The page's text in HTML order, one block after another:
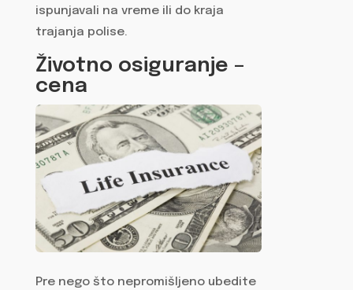
ispunjavali na vreme ili do kraja
trajanja polise.
Životno osiguranje –
cena
Pre nego što nepromišljeno ubedite